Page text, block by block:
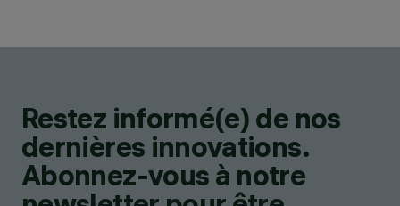
Restez informé(e) de nos
dernières innovations.
Abonnez-vous à notre